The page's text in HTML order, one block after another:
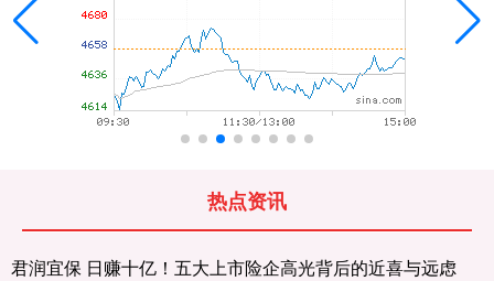
热点资讯
君润宜保 日赚十亿！五大上市险企高光背后的近喜与远虑